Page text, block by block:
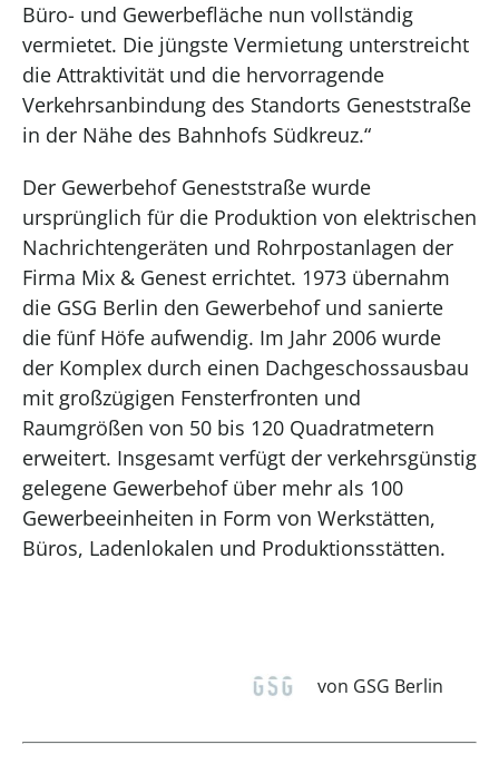
Büro- und Gewerbefläche nun vollständig
vermietet. Die jüngste Vermietung unterstreicht
die Attraktivität und die hervorragende
Verkehrsanbindung des Standorts Geneststraße
in der Nähe des Bahnhofs Südkreuz.“
Der Gewerbehof Geneststraße wurde
ursprünglich für die Produktion von elektrischen
Nachrichtengeräten und Rohrpostanlagen der
Firma Mix & Genest errichtet. 1973 übernahm
die GSG Berlin den Gewerbehof und sanierte
die fünf Höfe aufwendig. Im Jahr 2006 wurde
der Komplex durch einen Dachgeschossausbau
mit großzügigen Fensterfronten und
Raumgrößen von 50 bis 120 Quadratmetern
erweitert. Insgesamt verfügt der verkehrsgünstig
gelegene Gewerbehof über mehr als 100
Gewerbeeinheiten in Form von Werkstätten,
Büros, Ladenlokalen und Produktionsstätten.
von GSG Berlin